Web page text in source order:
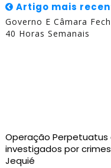
Artigo mais
Governo E Câmara
40 Horas Semanais
Operação
investigados por
Jequié